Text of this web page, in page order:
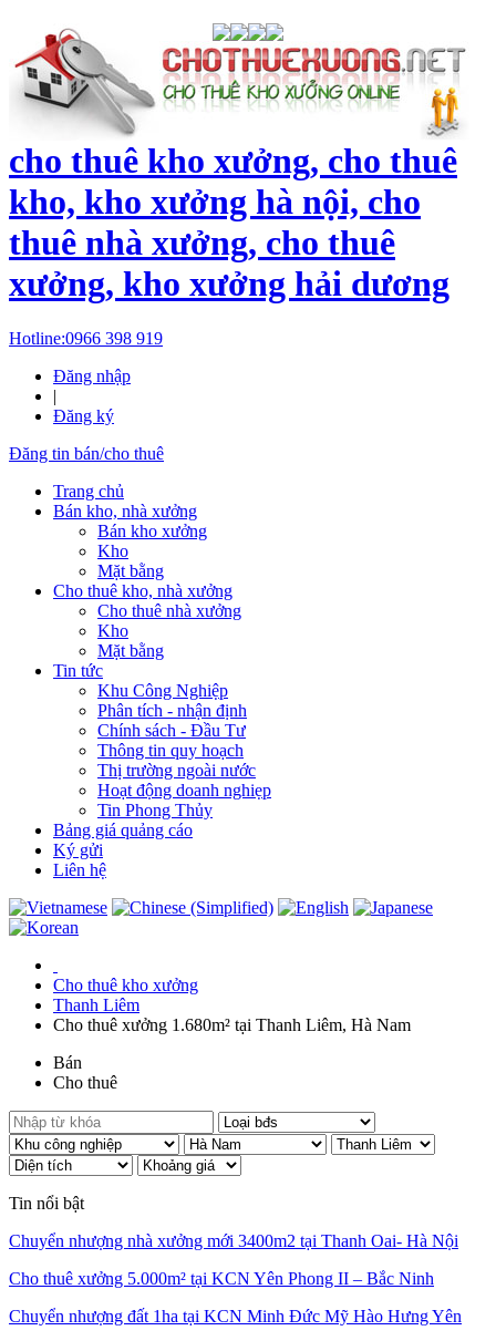
cho thuê kho xưởng, cho thuê
kho, kho xưởng hà nội, cho
thuê nhà xưởng, cho thuê
xưởng, kho xưởng hải dương
Hotline:0966 398 919
Đăng nhập
|
Đăng ký
Đăng tin bán/cho thuê
Trang chủ
Bán kho, nhà xưởng
Bán kho xưởng
Kho
Mặt bằng
Cho thuê kho, nhà xưởng
Cho thuê nhà xưởng
Kho
Mặt bằng
Tin tức
Khu Công Nghiệp
Phân tích - nhận định
Chính sách - Đầu Tư
Thông tin quy hoạch
Thị trường ngoài nước
Hoạt động doanh nghiẹp
Tin Phong Thủy
Bảng giá quảng cáo
Ký gửi
Liên hệ
Cho thuê kho xưởng
Thanh Liêm
Cho thuê xưởng 1.680m² tại Thanh Liêm, Hà Nam
Bán
Cho thuê
Tin nổi bật
Chuyển nhượng nhà xưởng mới 3400m2 tại Thanh Oai- Hà Nội
Cho thuê xưởng 5.000m² tại KCN Yên Phong II – Bắc Ninh
Chuyển nhượng đất 1ha tại KCN Minh Đức Mỹ Hào Hưng Yên